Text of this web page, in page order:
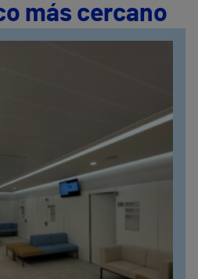
más cercano